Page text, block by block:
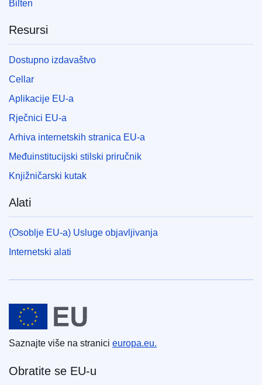
Bilten
Resursi
Dostupno izdavaštvo
Cellar
Aplikacije EU-a
Rječnici EU-a
Arhiva internetskih stranica EU-a
Međuinstitucijski stilski priručnik
Knjižničarski kutak
Alati
(Osoblje EU-a) Usluge objavljivanja
Internetski alati
Europska unija
Saznajte više na stranici europa.eu.
Obratite se EU-u